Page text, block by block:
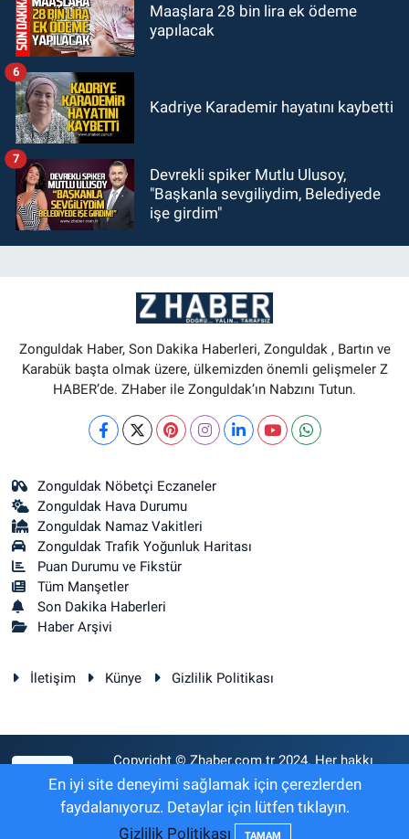
Maaşlara 28 bin lira ek ödeme
yapılacak
Kadriye Karademir hayatını kaybetti
6
Devrekli spiker Mutlu Ulusoy,
"Başkanla sevgiliydim, Belediyede
işe girdim"
7
Zonguldak Haber, Son Dakika Haberleri, Zonguldak , Bartın ve
Karabük başta olmak üzere, ülkemizden önemli gelişmeler Z
HABER’de. ZHaber ile Zonguldak’ın Nabzını Tutun.
Zonguldak Nöbetçi Eczaneler
Zonguldak Hava Durumu
Zonguldak Namaz Vakitleri
Zonguldak Trafik Yoğunluk Haritası
Puan Durumu ve Fikstür
Tüm Manşetler
Son Dakika Haberleri
Haber Arşivi
İletişim Künye Gizlilik Politikası
Copyright © Zhaber.com.tr 2024. Her hakkı
saklıdır.
Haber Yazılımı:TE Bilişim
En iyi site deneyimi sağlamak için çerezlerden
faydalanıyoruz. Detaylar için lütfen tıklayın.
Gizlilik Politikası
TAMAM